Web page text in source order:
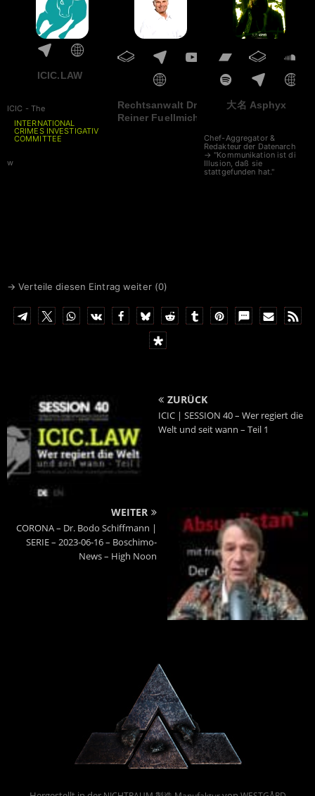
ICIC.LAW
ICIC - The
INTERNATIONAL
CRIMES INVESTIGATIVE
COMMITTEE
w
Rechtsanwalt Dr.
Reiner Fuellmich
大名 Asphyx
Chef-Aggregator &
Redakteur der Datenarche
→ "Kommunikation ist die
Illusion, daß sie
stattgefunden hat."
→ Verteile diesen Eintrag weiter (0)
ZURÜCK
ICIC | SESSION 40 – Wer regiert die
Welt und seit wann – Teil 1
WEITER
CORONA – Dr. Bodo Schiffmann |
SERIE – 2023-06-16 – Boschimo-
News – High Noon
Powered By :